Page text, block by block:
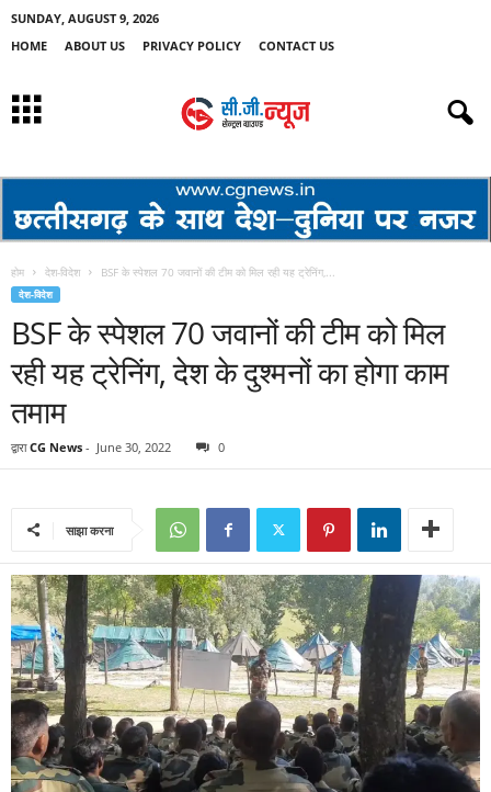
SUNDAY, AUGUST 9, 2026
HOME
ABOUT US PRIVACY POLICY CONTACT US
होम देश-विदेश BSF के स्पेशल 70 जवानों की टीम को मिल रही यह ट्रेनिंग,...
देश-विदेश
BSF के स्पेशल 70 जवानों की टीम को मिल
रही यह ट्रेनिंग, देश के दुश्मनों का होगा काम
तमाम
द्वारा CG News - June 30, 2022 0
साझा करना